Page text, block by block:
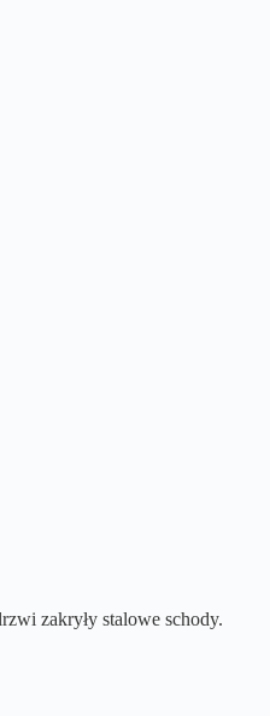
zakryły stalowe schody.